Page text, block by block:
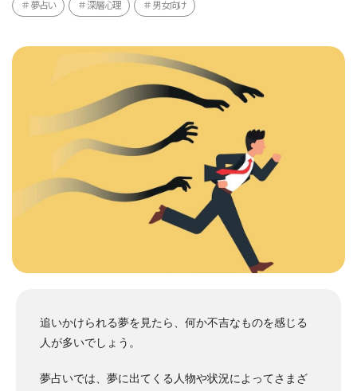
夢占い 深層心理 男女向け
追いかけられる夢を見たら、何か不吉なものを感じる
人が多いでしょう。
夢占いでは、夢に出てくる人物や状況によってさまざ